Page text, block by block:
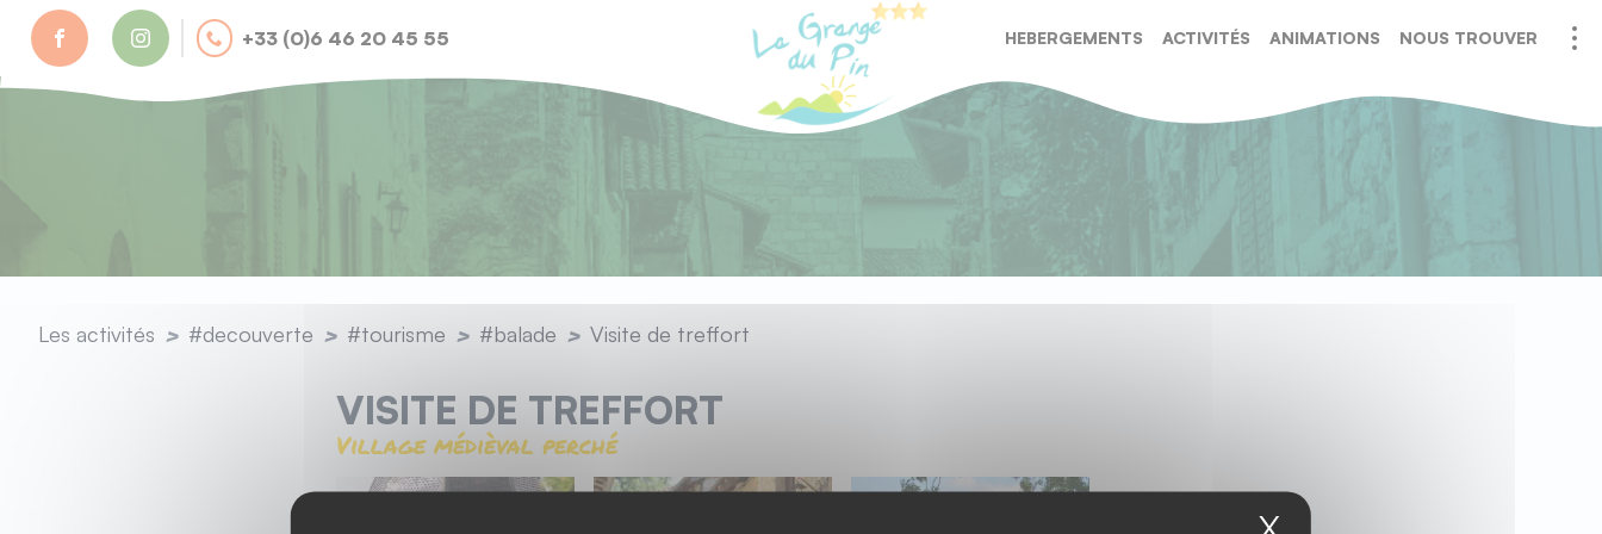
Panneau de gestion des cookies
+33 (0)6 46 20 45 55
camping@val-revermont.fr
HEBERGEMENTS ACTIVITÉS ANIMATIONS NOUS TROUVER
RESTAURATION ÉVÉNEMENTS
Les activités decouverte tourisme balade Visite de treffort
VISITE DE TREFFORT
Village médièval perché